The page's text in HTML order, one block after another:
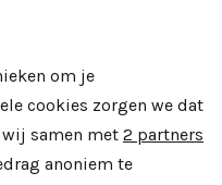
cookies
om je
cookies zorgen we dat
samen met 2 partners
anoniem te